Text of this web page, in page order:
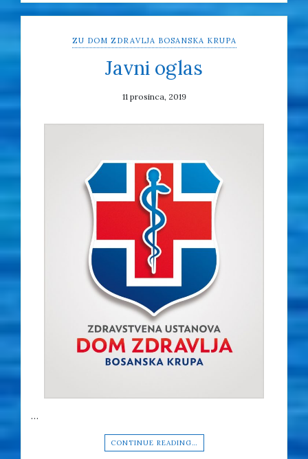
ZU DOM ZDRAVLJA BOSANSKA KRUPA
Javni oglas
11 prosinca, 2019
…
CONTINUE READING…